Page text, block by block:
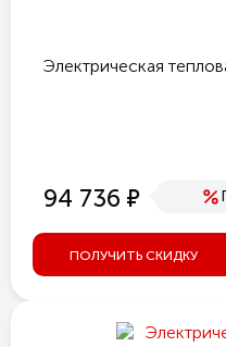
Электрическая
94 736 е
ПОЛУЧИТЬ СКИДКУ